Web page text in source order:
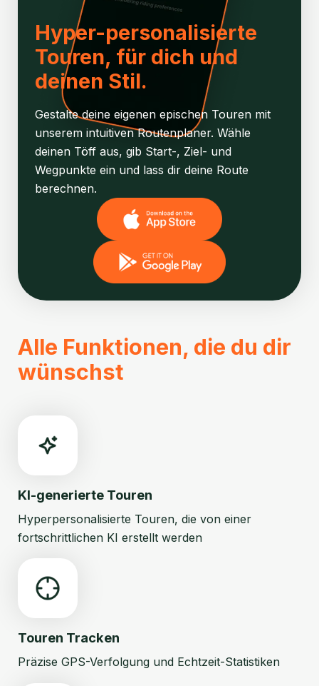
Hyper-personalisierte
Touren, für dich und
deinen Stil.
Gestalte deine eigenen epischen Touren mit
unserem intuitiven Routenplaner. Wähle
deinen Töff aus, gib Start-, Ziel- und
Wegpunkte ein und lass dir deine Route
berechnen.
Alle Funktionen, die du dir
wünschst
KI-generierte Touren
Hyperpersonalisierte Touren, die von einer
fortschrittlichen KI erstellt werden
Touren Tracken
Präzise GPS-Verfolgung und Echtzeit-Statistiken